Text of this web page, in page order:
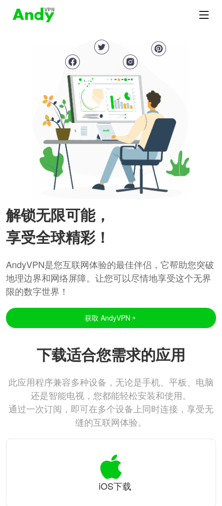
解锁无限可能，
享受全球精彩！
AndyVPN是您互联网体验的最佳伴侣，它帮助您突破
地理边界和网络屏障。让您可以尽情地享受这个无界
限的数字世界！
获取 AndyVPN
下载适合您需求的应用
此应用程序兼容多种设备，无论是手机、平板、电脑
还是智能电视，您都能轻松安装和使用。
通过一次订阅，即可在多个设备上同时连接，享受无
缝的互联网体验。
iOS下载